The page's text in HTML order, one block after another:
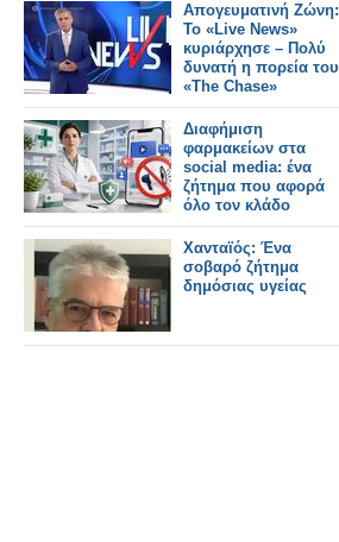
Απογευματινή Ζώνη:
Το «Live News»
κυριάρχησε – Πολύ
δυνατή η πορεία του
«The Chase»
Διαφήμιση
φαρμακείων στα
social media: ένα
ζήτημα που αφορά
όλο τον κλάδο
Χανταϊός: Ένα
σοβαρό ζήτημα
δημόσιας υγείας